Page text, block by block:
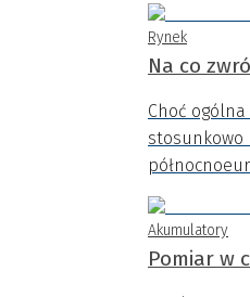
Rynek
Na co
Choć
stosunkowo
Akumulatory
Pomiar w